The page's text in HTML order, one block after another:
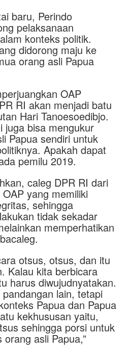
baru, Perindo
pelaksanaan
konteks politik.
didorong maju ke
orang asli Papua
OAP
RI akan menjadi batu
Hari Tanoesoedibjo.
juga bisa mengukur
Papua sendiri untuk
Apakah dapat
pemilu 2019.
caleg DPR RI dari
yang memiliki
sehingga
tidak sekadar
memperhatikan
otsus, otsus, dan itu
Kalau kita berbicara
harus diwujudnyatakan.
lain, tetapi
Papua dan Papua
kekhususan yaitu,
sehingga porsi untuk
asli Papua,”